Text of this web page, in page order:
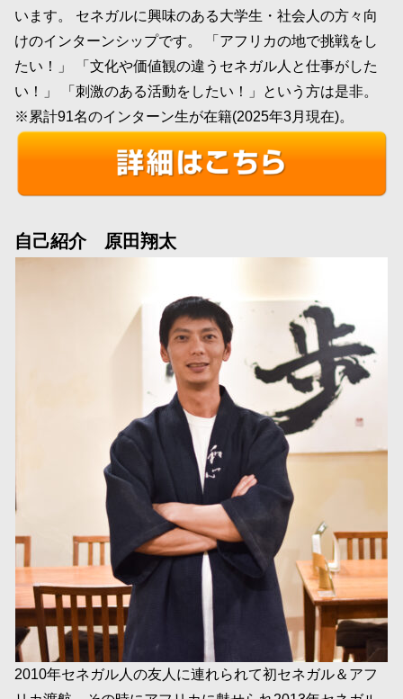
います。 セネガルに興味のある大学生・社会人の方々向
けのインターンシップです。 「アフリカの地で挑戦をし
たい！」 「文化や価値観の違うセネガル人と仕事がした
い！」 「刺激のある活動をしたい！」という方は是非。
※累計91名のインターン生が在籍(2025年3月現在)。
自己紹介 原田翔太
2010年セネガル人の友人に連れられて初セネガル＆アフ